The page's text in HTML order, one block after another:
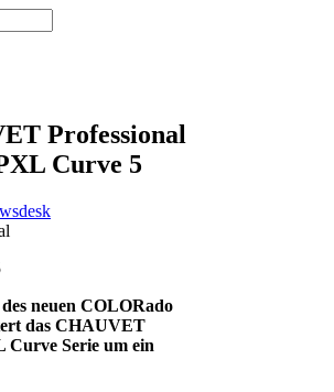
Professional
Curve 5
neuen COLORado
das CHAUVET
Curve Serie um ein